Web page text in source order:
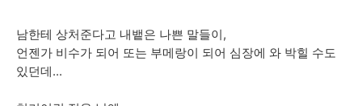
남한테 상처준다고 내뱉은 나쁜 말들이,
언젠가 비수가 되어 또는 부메랑이 되어 심장에 와 박힐 수도
있던데...